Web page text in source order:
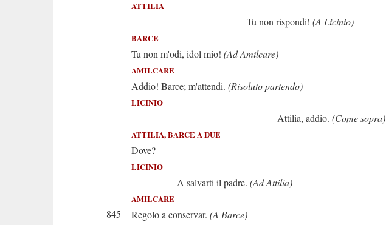
ATTILIA
Tu non rispondi! (A Licinio)
BARCE
Tu non m'odi, idol mio! (Ad Amilcare)
AMILCARE
Addio! Barce; m'attendi. (Risoluto partendo)
LICINIO
Attilia, addio. (Come sopra)
ATTILIA, BARCE A DUE
Dove?
LICINIO
A salvarti il padre. (Ad Attilia)
AMILCARE
845 Regolo a conservar. (A Barce)